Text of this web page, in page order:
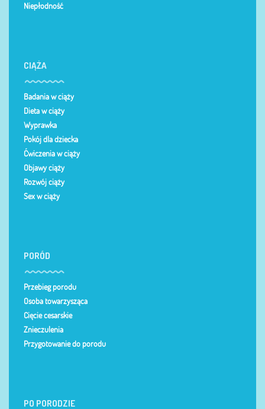
Niepłodność
CIĄŻA
Badania w ciąży
Dieta w ciąży
Wyprawka
Pokój dla dziecka
Ćwiczenia w ciąży
Objawy ciąży
Rozwój ciąży
Sex w ciąży
PORÓD
Przebieg porodu
Osoba towarzysząca
Cięcie cesarskie
Znieczulenia
Przygotowanie do porodu
PO PORODZIE